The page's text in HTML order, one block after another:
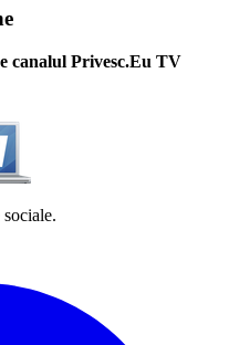
canalul Privesc.Eu TV